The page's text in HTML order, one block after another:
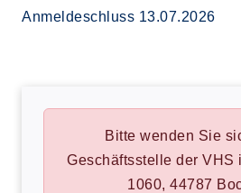
Anmeldeschluss 13.07.2026
Bitte wenden Sie
Geschäftsstelle der VHS
1060, 44787